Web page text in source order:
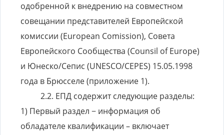
одобренной к внедрению на совместном
совещании представителей Европейской
комиссии (European Comission), Совета
Европейского Сообщества (Counsil of Europe)
и Юнеско/Сепис (UNESCO/CEPES) 15.05.1998
года в Брюсселе (приложение 1).
ЕПД содержит следующие разделы:
1) Первый раздел − информация об
обладателе квалификации – включает